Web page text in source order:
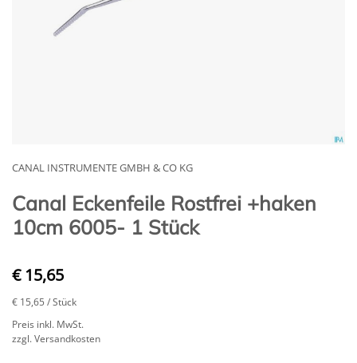
CANAL INSTRUMENTE GMBH & CO KG
Canal Eckenfeile Rostfrei +haken
10cm 6005- 1 Stück
€ 15,65
€ 15,65 / Stück
Preis inkl. MwSt.
zzgl. Versandkosten